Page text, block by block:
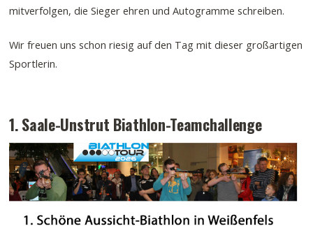
mitverfolgen, die Sieger ehren und Autogramme schreiben.
Wir freuen uns schon riesig auf den Tag mit dieser großartigen
Sportlerin.
1. Saale-Unstrut Biathlon-Teamchallenge